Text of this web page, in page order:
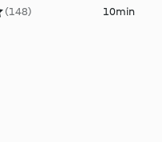
(148) 10min